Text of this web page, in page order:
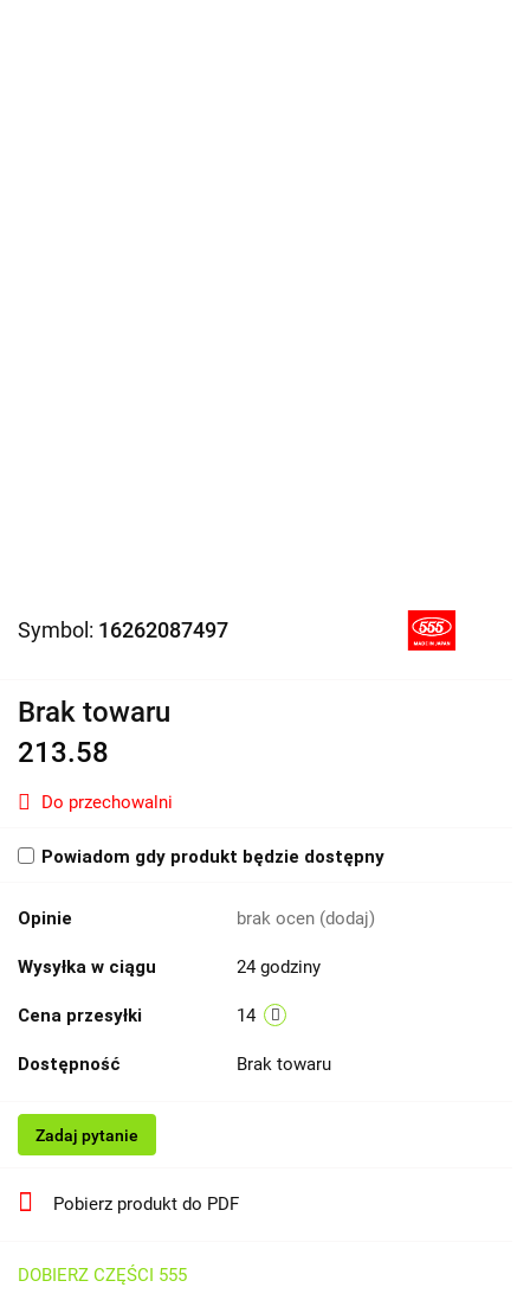
Symbol: 16262087497
Brak towaru
213.58
Do przechowalni
Powiadom gdy produkt będzie dostępny
Opinie brak ocen (dodaj)
Wysyłka w ciągu 24 godziny
Cena przesyłki 14
Dostępność Brak towaru
Zadaj pytanie
Pobierz produkt do PDF
DOBIERZ CZĘŚCI 555